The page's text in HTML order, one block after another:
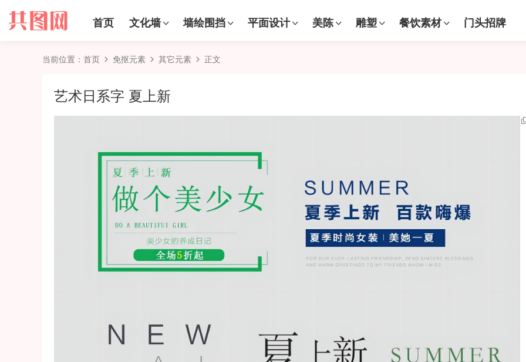
首页 文化墙 墙绘围挡 平面设计 美陈 雕塑 餐饮素材 门头招牌
当前位置： 首页 免抠元素 其它元素 正文
艺术日系字 夏上新